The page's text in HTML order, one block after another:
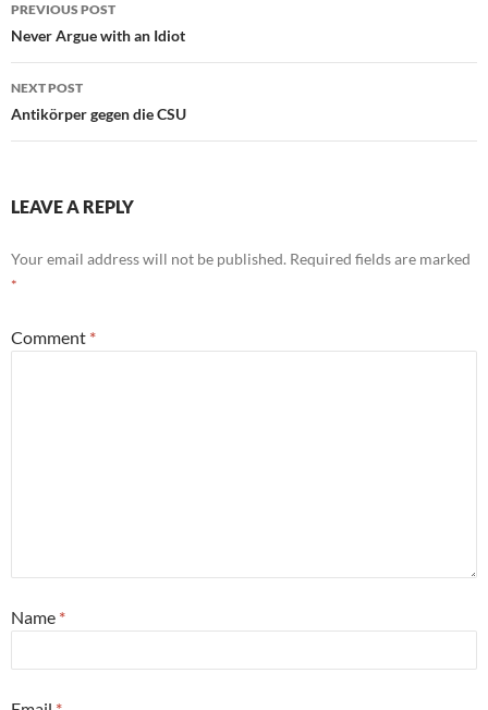
navigation
PREVIOUS POST
Never Argue with an Idiot
NEXT POST
Antikörper gegen die CSU
LEAVE A REPLY
Your email address will not be published. Required fields are marked
*
Comment *
Name *